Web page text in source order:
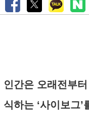
인간은 오래전부
식하는 ‘사이보그’